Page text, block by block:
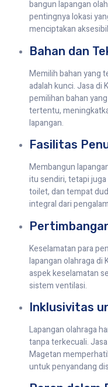
bangun lapangan
pentingnya lokasi
menciptakan
Bahan dan
Memilih bahan yang
adalah kunci. Jasa di
pemilihan bahan
tertentu,
lapangan.
Fasilitas
Membangun
itu sendiri, tetapi
toilet, dan tempat
integral dari
Keselamatan para
lapangan olahraga di
aspek keselamatan
sistem ventilasi.
Inklusivitas
Lapangan olahraga
tanpa terkecuali.
Magetan
untuk penyandang